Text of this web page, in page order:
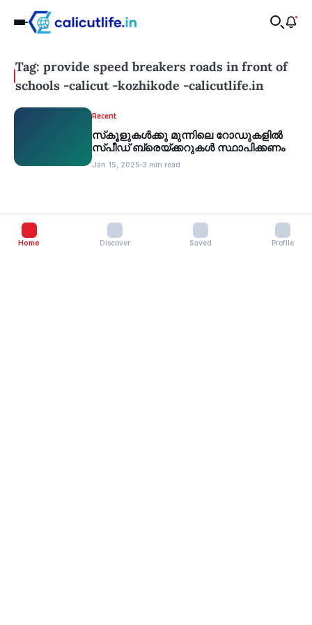
Tag: provide speed breakers roads in front of
schools -calicut -kozhikode -calicutlife.in
Recent
സ്‌കൂളുകള്‍ക്കു മുന്നിലെ റോഡുകളില്‍
സ്പീഡ് ബ്രെയ്ക്കറുകള്‍ സ്ഥാപിക്കണം
Jan 15, 2025 3 min read
Home Discover Saved Profile